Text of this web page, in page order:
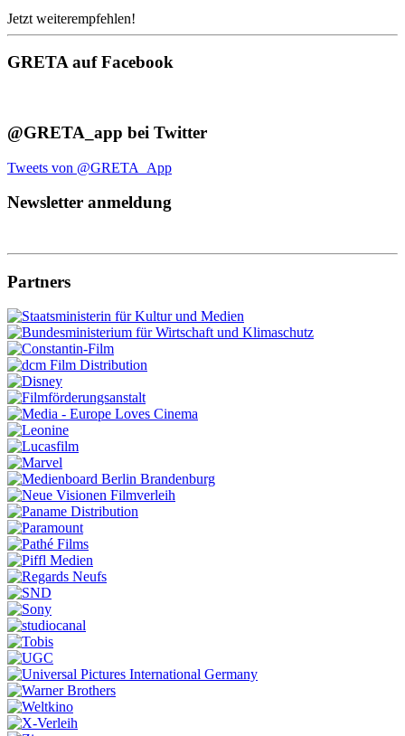
Jetzt weiterempfehlen!
GRETA auf Facebook
@GRETA_app bei Twitter
Tweets von @GRETA_App
Newsletter anmeldung
Partners